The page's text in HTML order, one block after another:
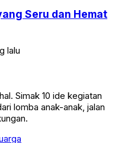
Seru dan Hemat
lalu
Simak 10 ide kegiatan
lomba anak-anak, jalan